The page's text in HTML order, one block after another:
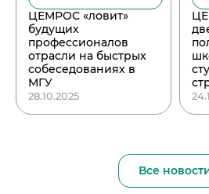
ЦЕМРОС «ловит»
будущих
профессионалов
отрасли на быстрых
собеседованиях в
МГУ
28.10.2025
Все